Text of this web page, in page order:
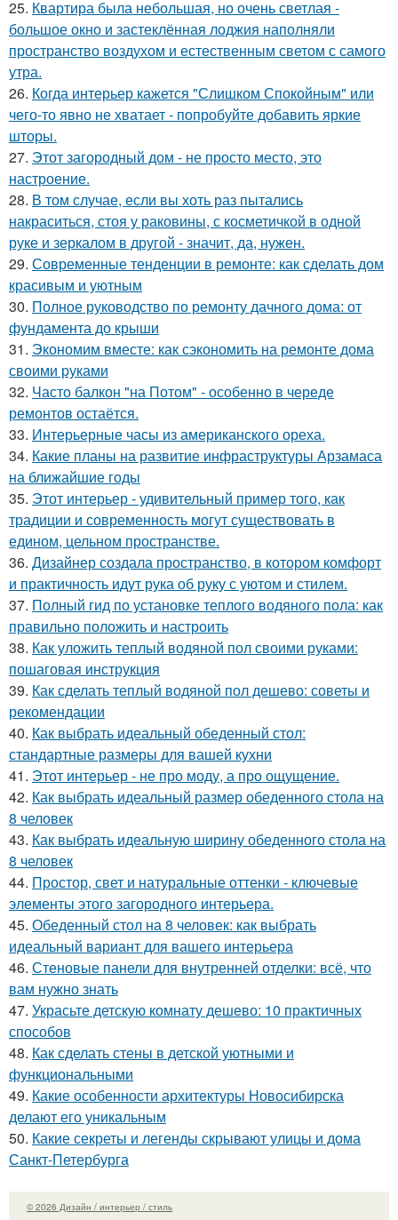
25. Квартира была небольшая, но очень светлая -
большое окно и застеклённая лоджия наполняли
пространство воздухом и естественным светом с самого
утра.
26. Когда интерьер кажется "Слишком Спокойным" или
чего-то явно не хватает - попробуйте добавить яркие
шторы.
27. Этот загородный дом - не просто место, это
настроение.
28. В том случае, если вы хоть раз пытались
накраситься, стоя у раковины, с косметичкой в одной
руке и зеркалом в другой - значит, да, нужен.
29. Современные тенденции в ремонте: как сделать дом
красивым и уютным
30. Полное руководство по ремонту дачного дома: от
фундамента до крыши
31. Экономим вместе: как сэкономить на ремонте дома
своими руками
32. Часто балкон "на Потом" - особенно в череде
ремонтов остаётся.
33. Интерьерные часы из американского ореха.
34. Какие планы на развитие инфраструктуры Арзамаса
на ближайшие годы
35. Этот интерьер - удивительный пример того, как
традиции и современность могут существовать в
едином, цельном пространстве.
36. Дизайнер создала пространство, в котором комфорт
и практичность идут рука об руку с уютом и стилем.
37. Полный гид по установке теплого водяного пола: как
правильно положить и настроить
38. Как уложить теплый водяной пол своими руками:
пошаговая инструкция
39. Как сделать теплый водяной пол дешево: советы и
рекомендации
40. Как выбрать идеальный обеденный стол:
стандартные размеры для вашей кухни
41. Этот интерьер - не про моду, а про ощущение.
42. Как выбрать идеальный размер обеденного стола на
8 человек
43. Как выбрать идеальную ширину обеденного стола на
8 человек
44. Простор, свет и натуральные оттенки - ключевые
элементы этого загородного интерьера.
45. Обеденный стол на 8 человек: как выбрать
идеальный вариант для вашего интерьера
46. Стеновые панели для внутренней отделки: всё, что
вам нужно знать
47. Украсьте детскую комнату дешево: 10 практичных
способов
48. Как сделать стены в детской уютными и
функциональными
49. Какие особенности архитектуры Новосибирска
делают его уникальным
50. Какие секреты и легенды скрывают улицы и дома
Санкт-Петербурга
© 2026 Дизайн / интерьер / стиль